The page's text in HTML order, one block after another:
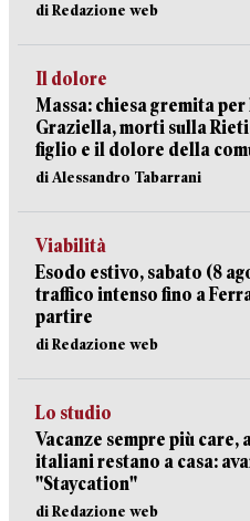
di Redazione web
Il dolore
Massa: chiesa gremita
Graziella, morti sulla
figlio e il dolore della
di Alessandro Tabarrani
Viabilità
Esodo estivo, sabato (8
traffico intenso fino a
partire
di Redazione web
Lo studio
Vacanze sempre più
italiani restano a casa:
"Staycation"
di Redazione web